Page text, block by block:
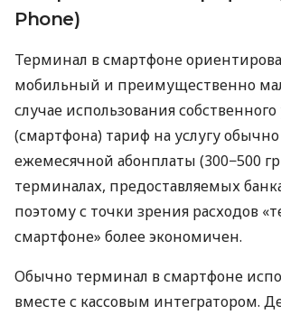
Phone)
Терминал в смартфоне
мобильный и преимущественно
случае использования собственного
(смартфона) тариф на услугу
ежемесячной абонплаты (300−500
терминалах, предоставляемых
поэтому с точки зрения расходов
смартфоне» более экономичен.
Обычно терминал в смартфоне
вместе с кассовым интегратором.